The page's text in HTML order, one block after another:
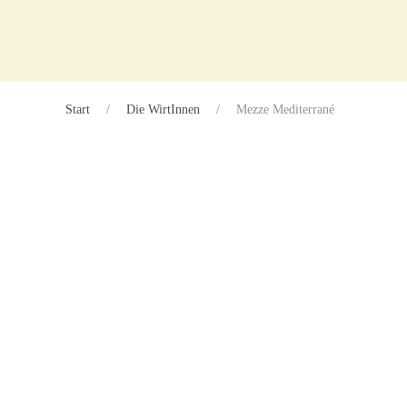
Start Die WirtInnen Mezze Mediterrané